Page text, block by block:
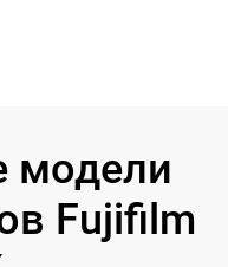
модели
Fujifilm